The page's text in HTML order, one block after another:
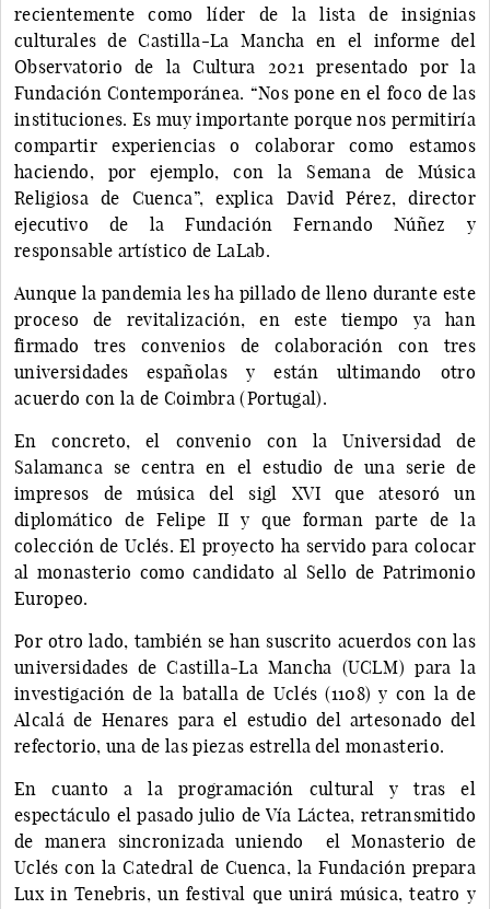
recientemente como líder de la lista de insignias
culturales de Castilla-La Mancha en el informe del
Observatorio de la Cultura 2021 presentado por la
Fundación Contemporánea. “Nos pone en el foco de las
instituciones. Es muy importante porque nos permitiría
compartir experiencias o colaborar como estamos
haciendo, por ejemplo, con la Semana de Música
Religiosa de Cuenca”, explica David Pérez, director
ejecutivo de la Fundación Fernando Núñez y
responsable artístico de LaLab.
Aunque la pandemia les ha pillado de lleno durante este
proceso de revitalización, en este tiempo ya han
firmado tres convenios de colaboración con tres
universidades españolas y están ultimando otro
acuerdo con la de Coimbra (Portugal).
En concreto, el convenio con la Universidad de
Salamanca se centra en el estudio de una serie de
impresos de música del sigl XVI que atesoró un
diplomático de Felipe II y que forman parte de la
colección de Uclés. El proyecto ha servido para colocar
al monasterio como candidato al Sello de Patrimonio
Europeo.
Por otro lado, también se han suscrito acuerdos con las
universidades de Castilla-La Mancha (UCLM) para la
investigación de la batalla de Uclés (1108) y con la de
Alcalá de Henares para el estudio del artesonado del
refectorio, una de las piezas estrella del monasterio.
En cuanto a la programación cultural y tras el
espectáculo el pasado julio de Vía Láctea, retransmitido
de manera sincronizada uniendo el Monasterio de
Uclés con la Catedral de Cuenca, la Fundación prepara
Lux in Tenebris, un festival que unirá música, teatro y